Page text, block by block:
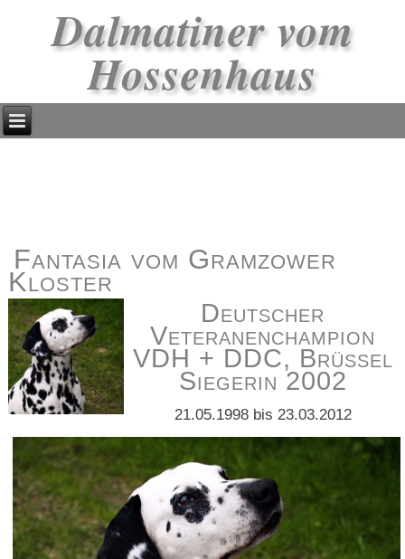
Dalmatiner vom
Hossenhaus
Fantasia vom Gramzower
Kloster
Deutscher
Veteranenchampion
VDH + DDC, Brüssel
Siegerin 2002
21.05.1998 bis 23.03.2012